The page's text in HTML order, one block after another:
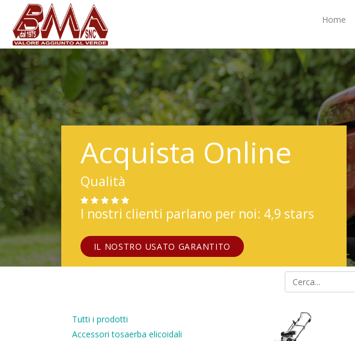
Home
Acquista Online
Qualità
I nostri clienti parlano per noi: 4,9 stars
IL NOSTRO USATO GARANTITO
Tutti i prodotti
Accessori tosaerba elicoidali